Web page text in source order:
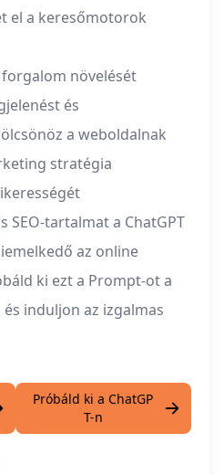
el a keresőmotorok
növelését
és
a weboldalnak
stratégia
SEO-tartalmat a ChatGPT
az online
ki ezt a Prompt-ot a
induljon az izgalmas
Próbáld ki a ChatGP
T-n